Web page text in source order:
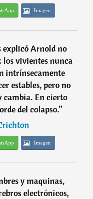
Imagen
Arnold no
los vivientes nunca
intrínsecamente
estables, pero no
cambia. En cierto
del colapso.”
Imagen
y maquinas,
electrónicos,